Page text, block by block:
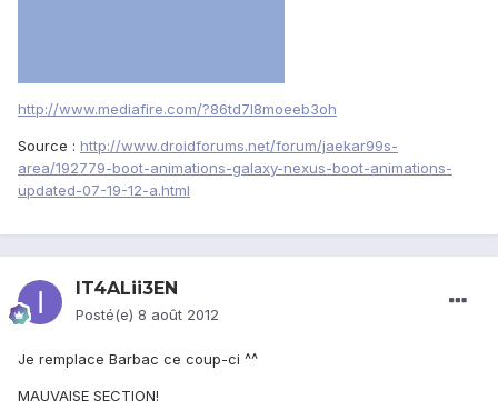
http://www.mediafire.com/?86td7l8moeeb3oh
Source : http://www.droidforums.net/forum/jaekar99s-
area/192779-boot-animations-galaxy-nexus-boot-animations-
updated-07-19-12-a.html
IT4ALii3EN
Posté(e) 8 août 2012
Je remplace Barbac ce coup-ci ^^
MAUVAISE SECTION!